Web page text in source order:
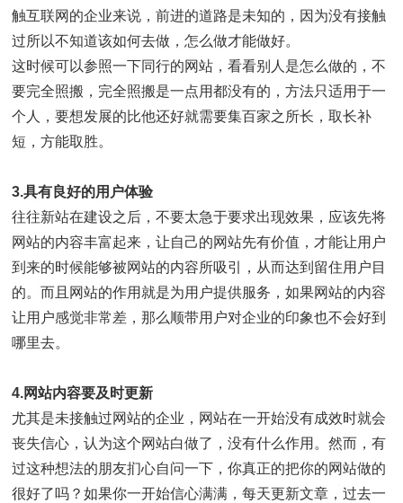
触互联网的企业来说，前进的道路是未知的，因为没有接触
过所以不知道该如何去做，怎么做才能做好。
这时候可以参照一下同行的网站，看看别人是怎么做的，不
要完全照搬，完全照搬是一点用都没有的，方法只适用于一
个人，要想发展的比他还好就需要集百家之所长，取长补
短，方能取胜。
3.具有良好的用户体验
往往新站在建设之后，不要太急于要求出现效果，应该先将
网站的内容丰富起来，让自己的网站先有价值，才能让用户
到来的时候能够被网站的内容所吸引，从而达到留住用户目
的。而且网站的作用就是为用户提供服务，如果网站的内容
让用户感觉非常差，那么顺带用户对企业的印象也不会好到
哪里去。
4.网站内容要及时更新
尤其是未接触过网站的企业，网站在一开始没有成效时就会
丧失信心，认为这个网站白做了，没有什么作用。然而，有
过这种想法的朋友扪心自问一下，你真正的把你的网站做的
很好了吗？如果你一开始信心满满，每天更新文章，过去一